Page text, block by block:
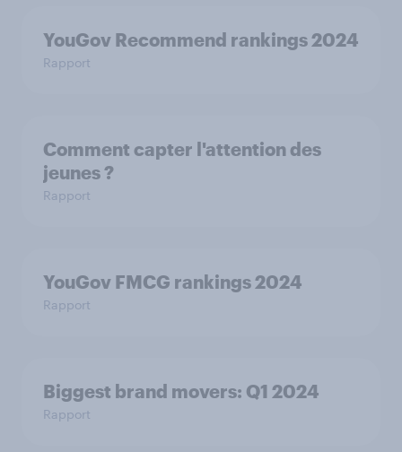
YouGov Recommend rankings 2024
Rapport
Comment capter l'attention des
jeunes ?
Rapport
YouGov FMCG rankings 2024
Rapport
Biggest brand movers: Q1 2024
Rapport